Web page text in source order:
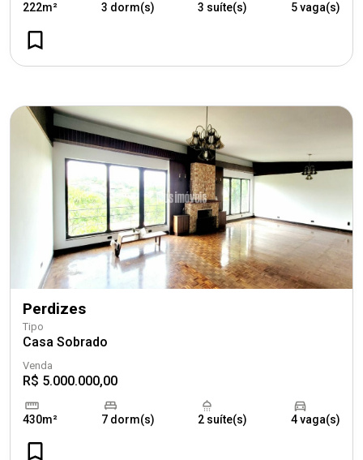
222m² 3 dorm(s) 3 suíte(s) 5 vaga(s)
Perdizes
Tipo
Casa Sobrado
Venda
R$ 5.000.000,00
430m² 7 dorm(s) 2 suíte(s) 4 vaga(s)